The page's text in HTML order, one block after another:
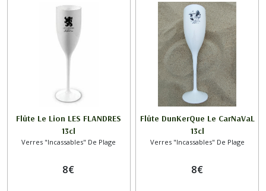
Flûte Le Lion LES FLANDRES
13cl
Verres "Incassables" De Plage
8€
Flûte DunKerQue Le CarNaVaL
13cl
Verres "Incassables" De Plage
8€